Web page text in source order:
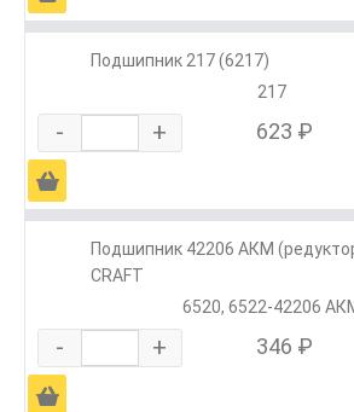
Подшипник 217 (6217)
217
- + 623 ₽
Ä
Подшипник 42206 АКМ
CRAFT
6520, 6522-42206
- + 346 ₽
Ä